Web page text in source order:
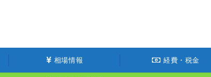
相場情報 経費・税金